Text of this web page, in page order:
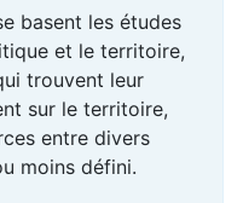
basent les études
et le territoire,
trouvent leur
sur le territoire,
entre divers
moins défini.